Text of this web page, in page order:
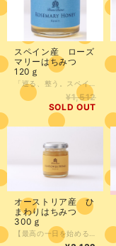
スペイン産 ローズ
マリーはちみつ
120ｇ
¥1,512
SOLD OUT
オーストリア産 ひ
まわりはちみつ
300ｇ